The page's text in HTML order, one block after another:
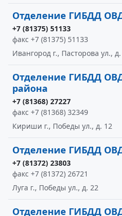
Отделение ГИБДД
+7 (81375) 51133
факс +7 (81375) 51133
Ивангород г., Пасторова ул., д.
Отделение ГИБДД
района
+7 (81368) 27227
факс +7 (81368) 32349
Кириши г., Победы ул., д. 12
Отделение ГИБДД
+7 (81372) 23803
факс +7 (81372) 26721
Луга г., Победы ул., д. 22
Отделение ГИБДД